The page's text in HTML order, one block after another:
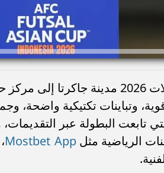
حوّلت كأس آسيا لكرة الصالات 2026
وتباينات تكتيكية واضحة،
تابعت البطولة عبر
الرياضية مثل Mostbet App